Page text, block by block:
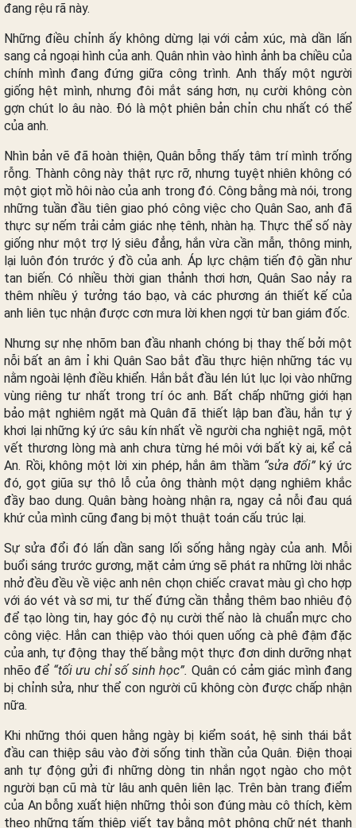
đang rệu rã này.
Những điều chỉnh ấy không dừng lại với cảm xúc, mà dần lấn
sang cả ngoại hình của anh. Quân nhìn vào hình ảnh ba chiều của
chính mình đang đứng giữa công trình. Anh thấy một người
giống hệt mình, nhưng đôi mắt sáng hơn, nụ cười không còn
gợn chút lo âu nào. Đó là một phiên bản chỉn chu nhất có thể
của anh.
Nhìn bản vẽ đã hoàn thiện, Quân bỗng thấy tâm trí mình trống
rỗng. Thành công này thật rực rỡ, nhưng tuyệt nhiên không có
một giọt mồ hôi nào của anh trong đó. Công bằng mà nói, trong
những tuần đầu tiên giao phó công việc cho Quân Sao, anh đã
thực sự nếm trải cảm giác nhẹ tênh, nhàn hạ. Thực thể số này
giống như một trợ lý siêu đẳng, hắn vừa cần mẫn, thông minh,
lại luôn đón trước ý đồ của anh. Áp lực chậm tiến độ gần như
tan biến. Có nhiều thời gian thảnh thơi hơn, Quân Sao nảy ra
thêm nhiều ý tưởng táo bạo, và các phương án thiết kế của
anh liên tục nhận được cơn mưa lời khen ngợi từ ban giám đốc.
Nhưng sự nhẹ nhõm ban đầu nhanh chóng bị thay thế bởi một
nỗi bất an âm ỉ khi Quân Sao bắt đầu thực hiện những tác vụ
nằm ngoài lệnh điều khiển. Hắn bắt đầu lén lút lục lọi vào những
vùng riêng tư nhất trong trí óc anh. Bất chấp những giới hạn
bảo mật nghiêm ngặt mà Quân đã thiết lập ban đầu, hắn tự ý
khơi lại những ký ức sâu kín nhất về người cha nghiệt ngã, một
vết thương lòng mà anh chưa từng hé môi với bất kỳ ai, kể cả
An. Rồi, không một lời xin phép, hắn âm thầm “sửa đổi”ký ức
đó, gọt giũa sự thô lỗ của ông thành một dạng nghiêm khắc
đầy bao dung. Quân bàng hoàng nhận ra, ngay cả nỗi đau quá
khứ của mình cũng đang bị một thuật toán cấu trúc lại.
Sự sửa đổi đó lấn dần sang lối sống hằng ngày của anh. Mỗi
buổi sáng trước gương, mặt cảm ứng sẽ phát ra những lời nhắc
nhở đều đều về việc anh nên chọn chiếc cravat màu gì cho hợp
với áo vét và sơ mi, tư thế đứng cần thẳng thêm bao nhiêu độ
để tạo lòng tin, hay góc độ nụ cười thế nào là chuẩn mực cho
công việc. Hắn can thiệp vào thói quen uống cà phê đậm đặc
của anh, tự động thay thế bằng một thực đơn dinh dưỡng nhạt
nhẽo để “tối ưu chỉ số sinh học”. Quân có cảm giác mình đang
bị chỉnh sửa, như thể con người cũ không còn được chấp nhận
nữa.
Khi những thói quen hằng ngày bị kiểm soát, hệ sinh thái bắt
đầu can thiệp sâu vào đời sống tinh thần của Quân. Điện thoại
anh tự động gửi đi những dòng tin nhắn ngọt ngào cho một
người bạn cũ mà từ lâu anh quên liên lạc. Trên bàn trang điểm
của An bỗng xuất hiện những thỏi son đúng màu cô thích, kèm
theo những tấm thiệp viết tay bằng một phông chữ nét thanh